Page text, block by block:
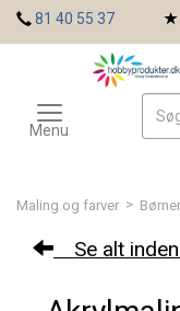
Maling og farver >
Se alt
81 40 55 37
Toggle
navigation
Menu